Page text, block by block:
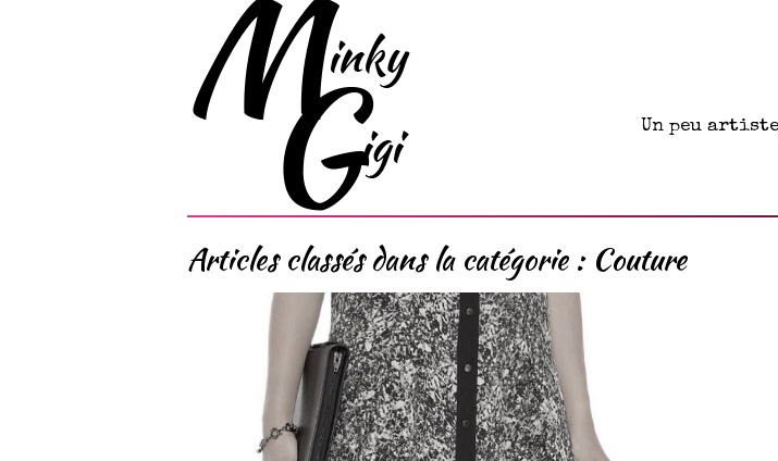
Un peu
Articles classés dans la catégorie :Couture